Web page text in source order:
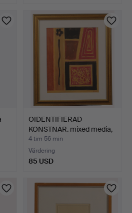
OIDENTIFIERAD
KONSTNÄR. mixed media,
kompo…
4 tim 56 min
Värdering
85 USD